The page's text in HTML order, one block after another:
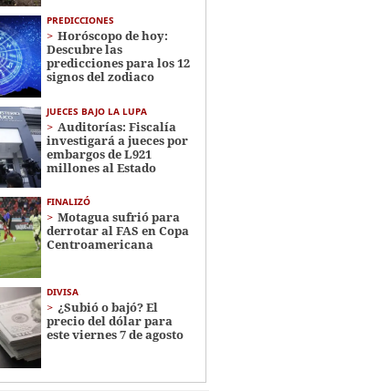
PREDICCIONES
Horóscopo de hoy:
Descubre las
predicciones para los 12
signos del zodiaco
JUECES BAJO LA LUPA
Auditorías: Fiscalía
investigará a jueces por
embargos de L921
millones al Estado
FINALIZÓ
Motagua sufrió para
derrotar al FAS en Copa
Centroamericana
DIVISA
¿Subió o bajó? El
precio del dólar para
este viernes 7 de agosto